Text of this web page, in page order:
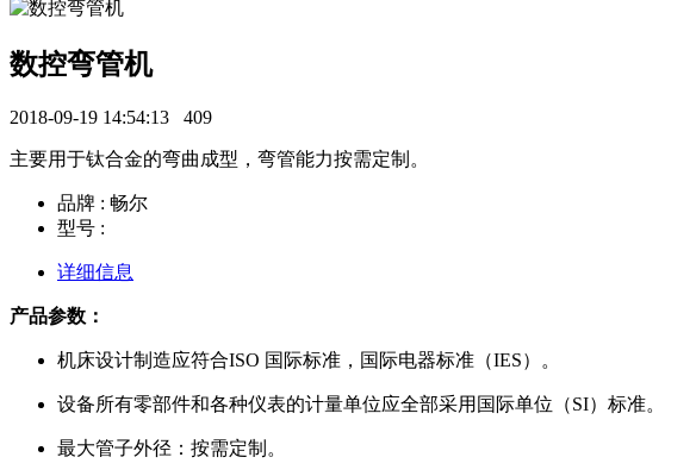
数控弯管机
2018-09-19 14:54:13 409
主要用于钛合金的弯曲成型，弯管能力按需定制。
品牌 : 畅尔
型号 :
详细信息
产品参数：
机床设计制造应符合ISO 国际标准，国际电器标准（IES）。
设备所有零部件和各种仪表的计量单位应全部采用国际单位（SI）标准。
最大管子外径：按需定制。